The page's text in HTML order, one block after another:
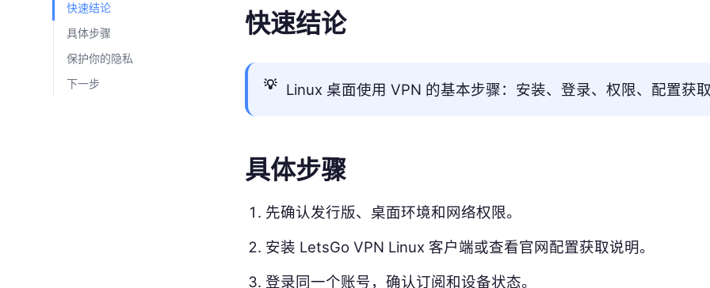
快速结论
具体步骤
保护你的隐私
下一步
快速结论
💡 Linux 桌面使用 VPN 的基本步骤：安装、登录、权限、配置获
具体步骤
先确认发行版、桌面环境和网络权限。
安装 LetsGo VPN Linux 客户端或查看官网配置获取说明。
登录同一个账号，确认订阅和设备状态。